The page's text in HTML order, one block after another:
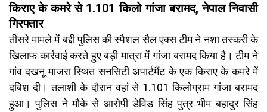
किराए के कमरे से 1.101 किलो गांजा बरामद, नेपाल निवासी
गिरफ्तार
तीसरे मामले में बद्दी पुलिस की स्पैशल सैल एक्स टीम ने नशा तस्करी के
खिलाफ कार्रवाई करते हुए बड़ी मात्रा में गांजा बरामद किया है। टीम ने
गांव दखनू माजरा स्थित सनसिटी अपार्टमैंट के एक किराए के कमरे में
दबिश दी। तलाशी के दौरान वहां से 1.101 किलोग्राम गांजा बरामद
हुआ। पुलिस ने मौके से आरोपी डेविड सिंह पुत्र भीम बहादुर सिंह